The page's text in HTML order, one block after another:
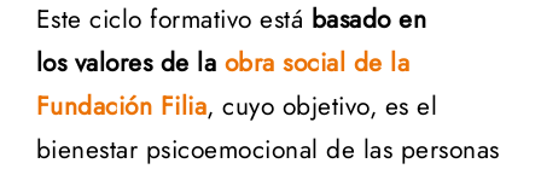
Este ciclo formativo está basado en
los valores de la obra social de la
Fundación Filia, cuyo objetivo, es el
bienestar psicoemocional de las personas